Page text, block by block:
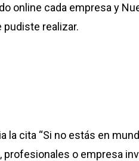
online cada empresa y
realizar.
cita “Si no estás en
o empresa